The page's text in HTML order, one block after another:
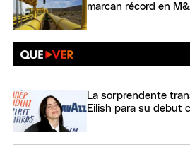
marcan récord en
La sorprendente
Eilish para su debut